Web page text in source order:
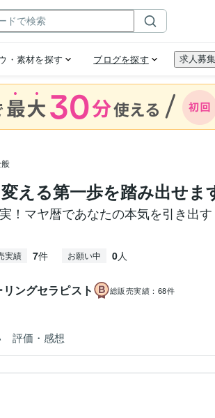
える第一歩を踏み出せま
！マヤ暦であなたの本気を引き出す
実績 7件 お願い中 0人
ングセラピスト 総販売実績： 68件
評価・感想